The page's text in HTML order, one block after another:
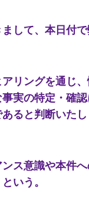
して、本日付
リングを通じ、
実の特定・確
ると判断いた
ス意識や本件
いう。